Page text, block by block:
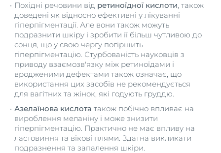
Похідні речовини від ретиноїдної кислоти, також
доведені як відносно ефективні у лікуванні
гіперпігментації. Але вони також можуть
подразнити шкіру і зробити її більш чутливою до
сонця, що у свою чергу погіршить
гіперпігментацію. Стурбованість науковців з
приводу взаємозв'язку між ретиноїдами і
вродженими дефектами також означає, що
використання цих засобів не рекомендується
для вагітних та жінок, які годують груддю.
Азелаїнова кислота також побічно впливає на
вироблення меланіну і може знизити
гіперпігментацію. Практично не має впливу на
ластовиння та вікові плями. Здатна викликати
подразнення та запалення шкіри.